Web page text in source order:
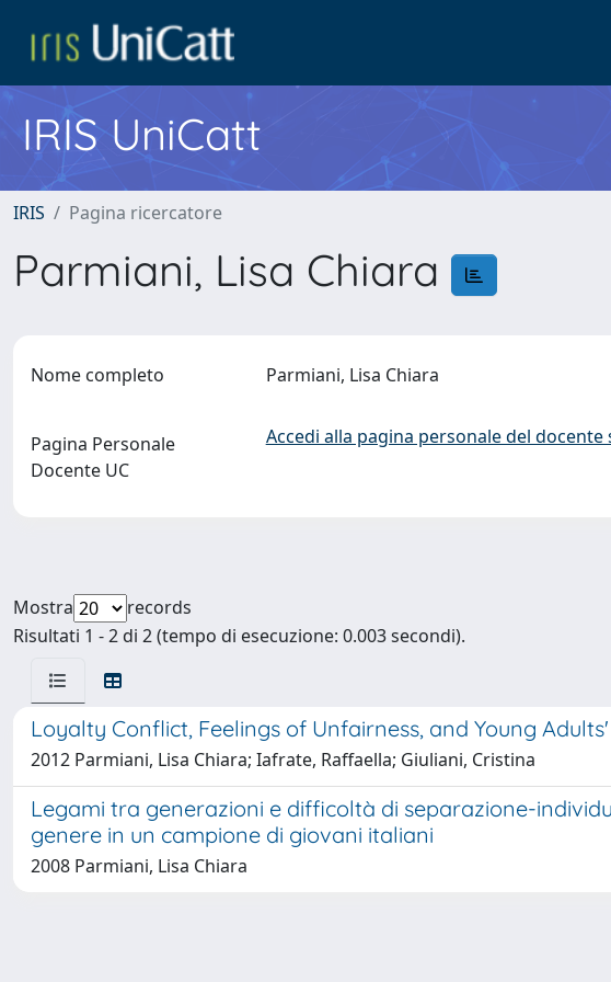
IRIS UniCatt
IRIS Pagina ricercatore
Parmiani, Lisa Chiara
Nome completo Parmiani, Lisa Chiara
Pagina Personale
Docente UC
Accedi alla pagina personale del
Mostra
records
Risultati 1 - 2 di 2 (tempo di esecuzione: 0.003 secondi).
Loyalty Conflict, Feelings of Unfairness, and Young
2012 Parmiani, Lisa Chiara; Iafrate, Raffaella; Giuliani, Cristina
Legami tra generazioni e difficoltà di separazione-
genere in un campione di giovani italiani
2008 Parmiani, Lisa Chiara